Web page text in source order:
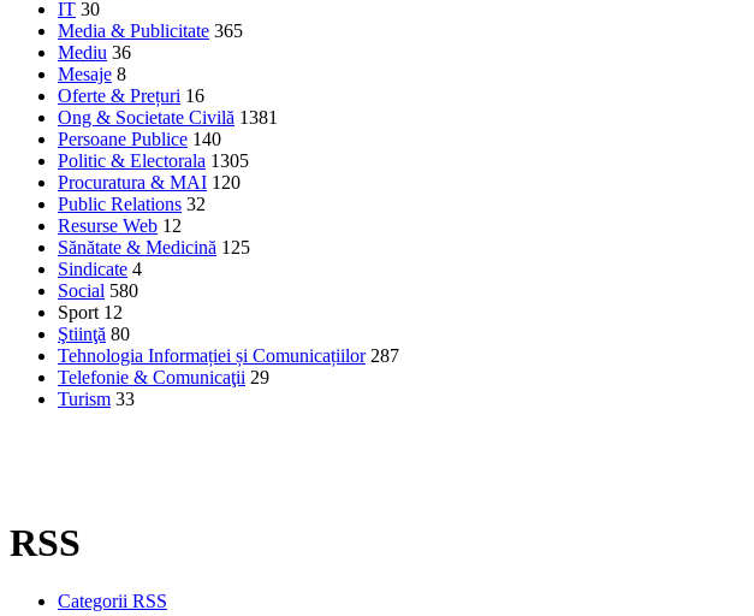
IT 30
Media & Publicitate 365
Mediu 36
Mesaje 8
Oferte & Prețuri 16
Ong & Societate Civilă 1381
Persoane Publice 140
Politic & Electorala 1305
Procuratura & MAI 120
Public Relations 32
Resurse Web 12
Sănătate & Medicină 125
Sindicate 4
Social 580
Sport 12
Ştiinţă 80
Tehnologia Informației și Comunicațiilor 287
Telefonie & Comunicaţii 29
Turism 33
RSS
Categorii RSS